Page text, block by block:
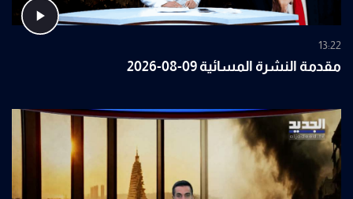
13:22
مقدمة النشرة المسائية 09-08-2026